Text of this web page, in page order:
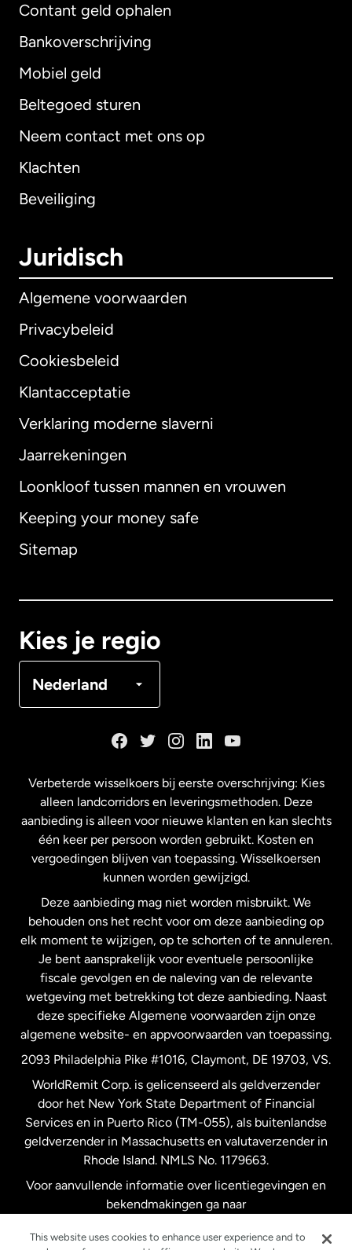
Contant geld ophalen
Bankoverschrijving
Mobiel geld
Beltegoed sturen
Neem contact met ons op
Klachten
Beveiliging
Juridisch
Algemene voorwaarden
Privacybeleid
Cookiesbeleid
Klantacceptatie
Verklaring moderne slaverni
Jaarrekeningen
Loonkloof tussen mannen en vrouwen
Keeping your money safe
Sitemap
Kies je regio
Nederland
Internationaal English
Australië
Maleisië
Nederland
Nieuw-Zeeland
Spanje
Verenigd Koninkrijk
Verenigde Staten English
Verenigde Staten Español
Zweden
Verbeterde wisselkoers bij eerste overschrijving: Kies
alleen landcorridors en leveringsmethoden. Deze
aanbieding is alleen voor nieuwe klanten en kan slechts
één keer per persoon worden gebruikt. Kosten en
vergoedingen blijven van toepassing. Wisselkoersen
kunnen worden gewijzigd.
Deze aanbieding mag niet worden misbruikt. We
behouden ons het recht voor om deze aanbieding op
elk moment te wijzigen, op te schorten of te annuleren.
Je bent aansprakelijk voor eventuele persoonlijke
fiscale gevolgen en de naleving van de relevante
wetgeving met betrekking tot deze aanbieding. Naast
deze specifieke Algemene voorwaarden zijn onze
algemene website- en appvoorwaarden van toepassing.
2093 Philadelphia Pike #1016, Claymont, DE 19703, VS.
WorldRemit Corp. is gelicenseerd als geldverzender
door het New York State Department of Financial
Services en in Puerto Rico (TM-055), als buitenlandse
geldverzender in Massachusetts en valutaverzender in
Rhode Island. NMLS No. 1179663.
Voor aanvullende informatie over licentiegevingen en
bekendmakingen ga naar
This website uses cookies to enhance user experience and to